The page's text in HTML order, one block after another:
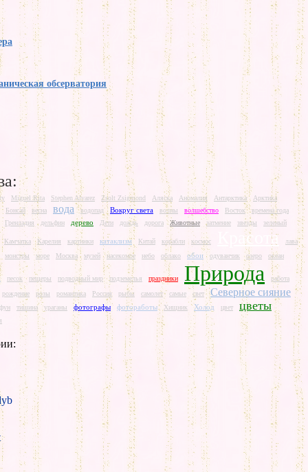
обсерватория
Miguel Rita Stephen Alvarez Zsolt Zsigmond Аляска Аномалия Антарктика
Арктика
Бонсай
весна вода водопад Вокруг света волны волшебство Восток
времена года
Гренладия
дельфин дерево Дети дождь дорога Животные затмение звезды зеленый
Камчатка Карелия картинки катаклизм Китай корабли космос Красота
лава
монстры
море Москва музей насекомое небо облако обои одуванчик озеро океан
песок пещеры подводный мир подземелья праздники Природа
работа
рождение
розы романтика Россия рыбы самолет самые свет Северное сияние
тишина ураганы фотографы фотоработы Хищник Холод цвет цветы